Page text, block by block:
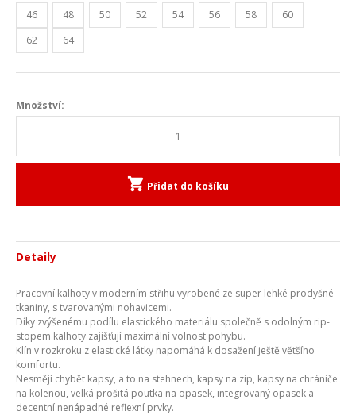
46 48 50 52 54 56 58
60
62
64
Množství:
Přidat do košíku
Detaily
Pracovní kalhoty v moderním střihu vyrobené ze super lehké prodyšné
tkaniny, s tvarovanými nohavicemi.
Díky zvýšenému podílu elastického materiálu společně s odolným rip-
stopem kalhoty zajišťují maximální volnost pohybu.
Klín v rozkroku z elastické látky napomáhá k dosažení ještě většího
komfortu.
Nesmějí chybět kapsy, a to na stehnech, kapsy na zip, kapsy na chrániče
na kolenou, velká prošitá poutka na opasek, integrovaný opasek a
decentní nenápadné reflexní prvky.